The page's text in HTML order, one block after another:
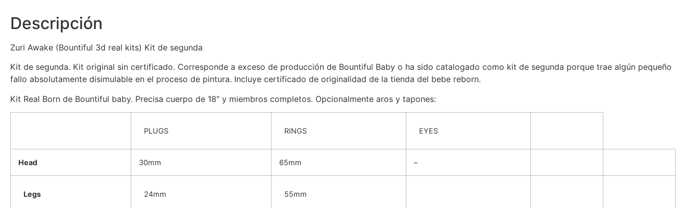
Descripción
Zuri Awake (Bountiful 3d real kits) Kit de segunda
Kit de segunda. Kit original sin certificado. Corresponde a exceso de producción de Bountiful Baby o ha sido catalogado como kit de segunda porque trae algún pequeño
fallo absolutamente disimulable en el proceso de pintura. Incluye certificado de originalidad de la tienda del bebe reborn.
Kit Real Born de Bountiful baby. Precisa cuerpo de 18″ y miembros completos. Opcionalmente aros y tapones:
PLUGS RINGS EYES
Head 30mm 65mm –
Legs 24mm 55mm